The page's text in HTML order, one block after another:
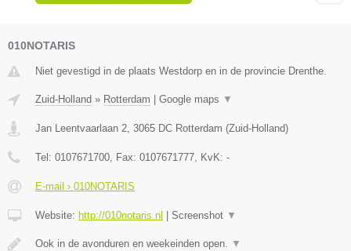
010NOTARIS
Niet gevestigd in de plaats Westdorp en in de provincie Drenthe.
Zuid-Holland » Rotterdam Google maps ▼
Jan Leentvaarlaan 2, 3065 DC Rotterdam (Zuid-Holland)
Tel: 0107671700, Fax: 0107671777, KvK: -
E-mail › 010NOTARIS
Website: http://010notaris.nl Screenshot ▼
Ook in de avonduren en weekeinden open. ▼